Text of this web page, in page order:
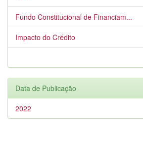
Fundo Constitucional de Financiam...
Impacto do Crédito
Data de Publicação
2022